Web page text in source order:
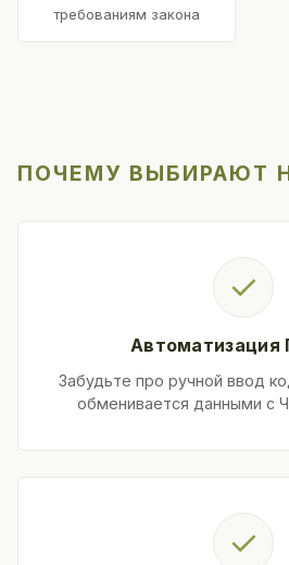
требованиям закона
ПОЧЕМУ ВЫБИРАЮТ
✓
Забудьте про ручной ввод
обменивается данными с
✓